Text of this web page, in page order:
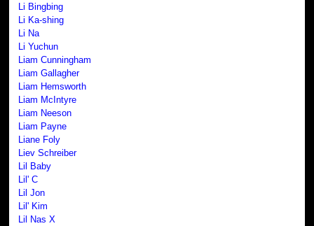
Li Bingbing
Li Ka-shing
Li Na
Li Yuchun
Liam Cunningham
Liam Gallagher
Liam Hemsworth
Liam McIntyre
Liam Neeson
Liam Payne
Liane Foly
Liev Schreiber
Lil Baby
Lil' C
Lil Jon
Lil' Kim
Lil Nas X